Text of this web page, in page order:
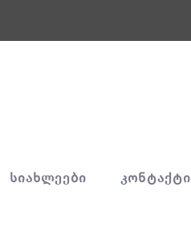
ᲡᲘᲐᲮᲚᲔᲔᲑᲘ ᲙᲝᲜᲢᲐᲥᲢᲘ